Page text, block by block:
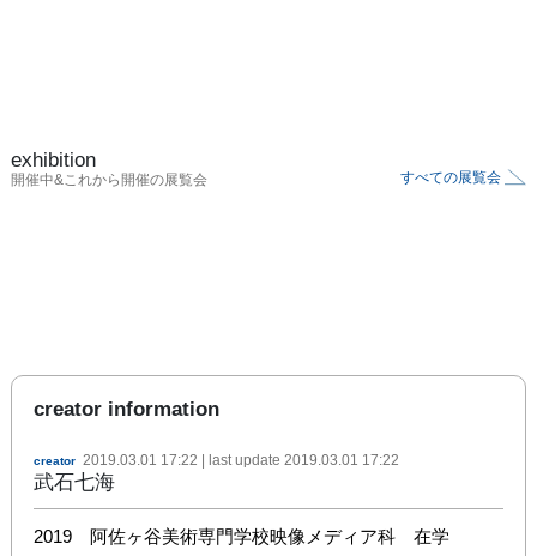
exhibition
開催中&これから開催の展覧会 すべての展覧会
creator information
creator 2019.03.01 17:22 | last update 2019.03.01 17:22
武石七海
2019　阿佐ヶ谷美術専門学校映像メディア科　在学